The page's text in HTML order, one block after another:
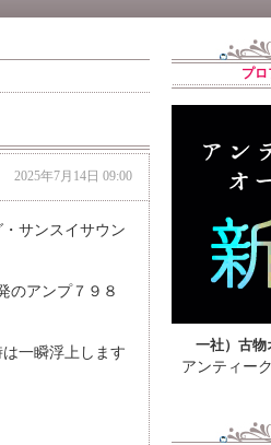
2025年7月14日 09:00
サンスイサウン
のアンプ７９８
一瞬浮上します
プ
一社）古物
アンティー